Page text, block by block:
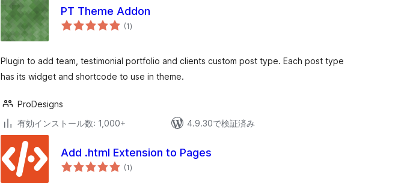
PT Theme Addon
(1個
の)
Plugin to add team, testimonial portfolio and clients custom post type. Each post type
has its widget and shortcode to use in theme.
ProDesigns
有効インストール数: 1,000+
4.9.30で検証済み
Add .html Extension to Pages
(1個
の)